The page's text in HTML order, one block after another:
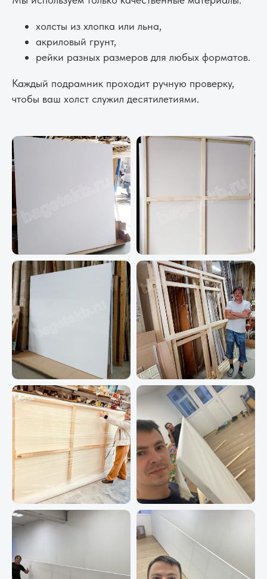
холсты из хлопка или льна,
акриловый грунт,
рейки разных размеров для любых форматов.
Каждый подрамник проходит ручную проверку,
чтобы ваш холст служил десятилетиями.